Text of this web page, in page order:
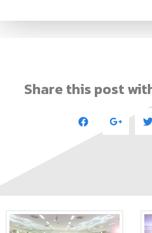
Share this post